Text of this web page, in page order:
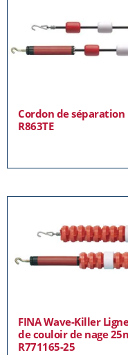
Cordon de séparation
R863TE
FINA Wave-Killer Ligne
de couloir de nage
R771165-25